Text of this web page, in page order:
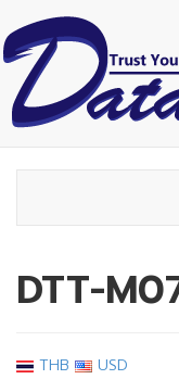
DTT-
THB USD